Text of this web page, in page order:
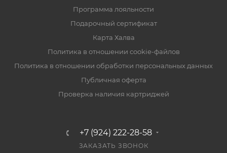
Программа лояльности
Подарочный сертификат
Карта Халва
Политика в отношении cookie-файлов
Политика в отношении обработки персональных данных
Публичная оферта
Проверка наличия картриджей
+7 (924) 222-28-58
ЗАКАЗАТЬ ЗВОНОК